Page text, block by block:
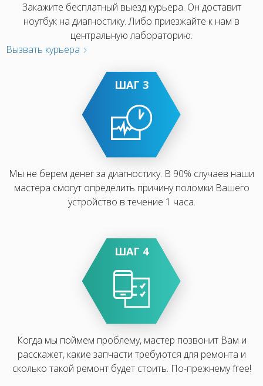
Закажите бесплатный выезд курьера. Он доставит
ноутбук на диагностику. Либо приезжайте к нам в
центральную лабораторию.
Вызвать курьера
ШАГ 3
Мы не берем денег за диагностику. В 90% случаев наши
мастера смогут определить причину поломки Вашего
устройство в течение 1 часа.
ШАГ 4
Когда мы поймем проблему, мастер позвонит Вам и
расскажет, какие запчасти требуются для ремонта и
сколько такой ремонт будет стоить. По-прежнему free!